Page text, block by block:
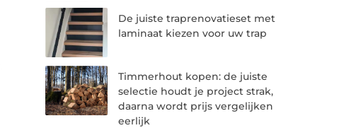
De juiste traprenovatieset met
laminaat kiezen voor uw trap
Timmerhout kopen: de juiste
selectie houdt je project strak,
daarna wordt prijs vergelijken
eerlijk